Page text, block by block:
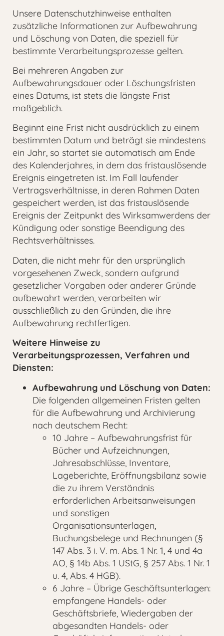
Unsere Datenschutzhinweise enthalten
zusätzliche Informationen zur Aufbewahrung
und Löschung von Daten, die speziell für
bestimmte Verarbeitungsprozesse gelten.
Bei mehreren Angaben zur
Aufbewahrungsdauer oder Löschungsfristen
eines Datums, ist stets die längste Frist
maßgeblich.
Beginnt eine Frist nicht ausdrücklich zu einem
bestimmten Datum und beträgt sie mindestens
ein Jahr, so startet sie automatisch am Ende
des Kalenderjahres, in dem das fristauslösende
Ereignis eingetreten ist. Im Fall laufender
Vertragsverhältnisse, in deren Rahmen Daten
gespeichert werden, ist das fristauslösende
Ereignis der Zeitpunkt des Wirksamwerdens der
Kündigung oder sonstige Beendigung des
Rechtsverhältnisses.
Daten, die nicht mehr für den ursprünglich
vorgesehenen Zweck, sondern aufgrund
gesetzlicher Vorgaben oder anderer Gründe
aufbewahrt werden, verarbeiten wir
ausschließlich zu den Gründen, die ihre
Aufbewahrung rechtfertigen.
Weitere Hinweise zu
Verarbeitungsprozessen, Verfahren und
Diensten:
Aufbewahrung und Löschung von Daten:
Die folgenden allgemeinen Fristen gelten
für die Aufbewahrung und Archivierung
nach deutschem Recht:
10 Jahre – Aufbewahrungsfrist für
Bücher und Aufzeichnungen,
Jahresabschlüsse, Inventare,
Lageberichte, Eröffnungsbilanz sowie
die zu ihrem Verständnis
erforderlichen Arbeitsanweisungen
und sonstigen
Organisationsunterlagen,
Buchungsbelege und Rechnungen (§
147 Abs. 3 i. V. m. Abs. 1 Nr. 1, 4 und 4a
AO, § 14b Abs. 1 UStG, § 257 Abs. 1 Nr. 1
u. 4, Abs. 4 HGB).
6 Jahre – Übrige Geschäftsunterlagen:
empfangene Handels- oder
Geschäftsbriefe, Wiedergaben der
abgesandten Handels- oder